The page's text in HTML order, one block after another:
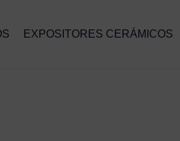
EXPOSITORES CERÁMICOS